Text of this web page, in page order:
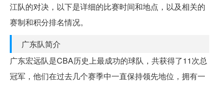
江队的对决，以下是详细的比赛时间和地点，以及相关的
赛制和积分排名情况。
广东队简介
广东宏远队是CBA历史上最成功的球队，共获得了11次总
冠军，他们在过去几个赛季中一直保持领先地位，拥有一